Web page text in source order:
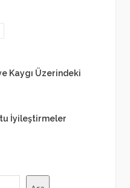
Kaygı Üzerindeki
İyileştirmeler